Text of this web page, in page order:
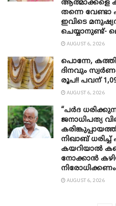
ആത്മാക്കളെ
തന്നെ വേണ്ടാ
ഇവിടെ
ചെയ്യാനുണ്ട്-
AUGUST 6, 2026
പൊന്നേ,
ദിനവും
രൂപ!! പവന്
AUGUST 6, 2026
“പർദ
ജനാധിപത്യ
നിഖാബ്
കയറിയാൽ
നോക്കാന്‍
AUGUST 6, 2026